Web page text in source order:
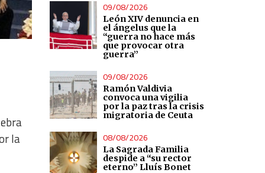
la
09/08/2026
León XIV denuncia en
el ángelus que la
“guerra no hace más
que provocar otra
guerra”
09/08/2026
Ramón Valdivia
convoca una vigilia
por la paz tras la crisis
migratoria de Ceuta
08/08/2026
La Sagrada Familia
despide a “su rector
eterno” Lluís Bonet